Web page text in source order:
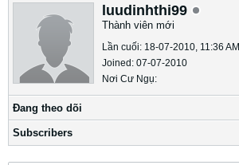
luudinhthi99
Thành viên mới
Lần cuối: 18-07-2010, 11:36 AM
Joined: 07-07-2010
Nơi Cư Ngụ:
Ðang theo dõi
Subscribers